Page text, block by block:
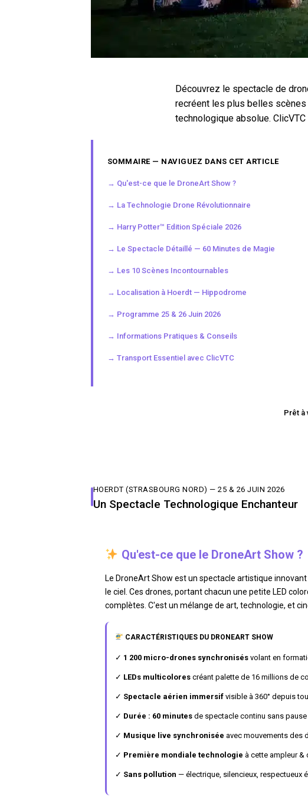
Découvrez le spectacle de
recréent les plus belles
technologique absolue.
SOMMAIRE — NAVIGUEZ DANS CET ARTICLE
→ Qu'est-ce que le DroneArt Show ?
→ La Technologie Drone Révolutionnaire
→ Harry Potter™ Edition Spéciale 2026
→ Le Spectacle Détaillé — 60 Minutes de Magie
→ Les 10 Scènes Incontournables
→ Localisation à Hoerdt — Hippodrome
→ Programme 25 & 26 Juin 2026
→ Informations Pratiques & Conseils
→ Transport Essentiel avec ClicVTC
Prêt à
HOERDT (STRASBOURG NORD) — 25 & 26 JUIN 2026
Un Spectacle Technologique Enchanteur
Qu'est-ce que le DroneArt Show ?
Le DroneArt Show est un spectacle artistique
le ciel. Ces drones, portant chacun une petite LED
complètes. C'est un mélange de art, technologie, et
CARACTÉRISTIQUES DU DRONEART SHOW
✓ 1 200 micro-drones synchronisésvolant en
✓ LEDs multicolorescréant palette de 16 millions de
✓ Spectacle aérien immersifvisible à 360° depuis
✓ Durée : 60 minutesde spectacle continu sans pause
✓ Musique live synchronisée avec mouvements des
✓ Première mondiale technologie à cette ampleur &
✓ Sans pollution — électrique, silencieux, respectueux